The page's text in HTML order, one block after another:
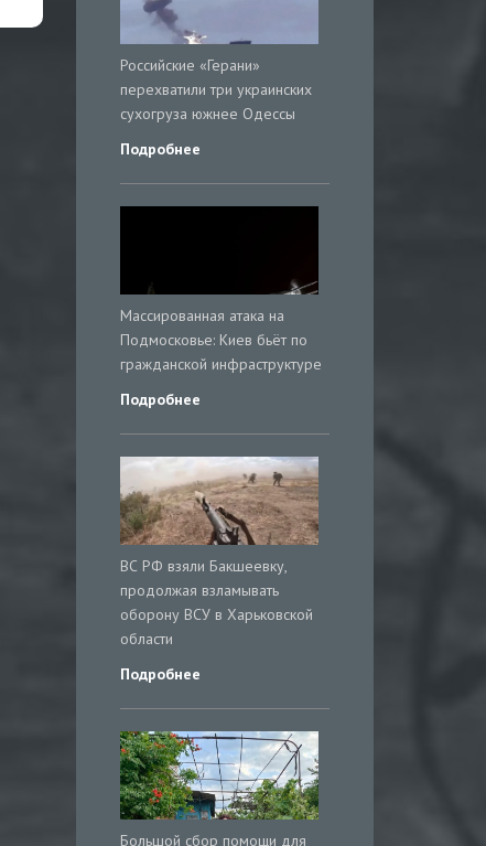
Российские «Герани»
перехватили три украинских
сухогруза южнее Одессы
Подробнее
Массированная атака на
Подмосковье: Киев бьёт по
гражданской инфраструктуре
Подробнее
ВС РФ взяли Бакшеевку,
продолжая взламывать
оборону ВСУ в Харьковской
области
Подробнее
Большой сбор помощи для